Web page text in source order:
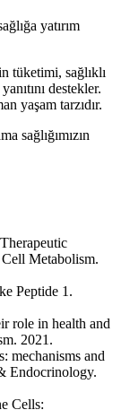
yatırım
tüketimi, sağlıklı
destekler.
yaşam tarzıdır.
sağlığımızın
Metabolism.
Peptide 1.
role in health and
2021.
mechanisms and
Endocrinology.
Cells: